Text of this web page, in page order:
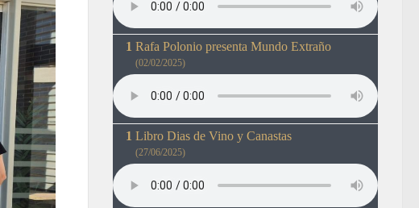
Rafa Polonio presenta Mundo Extraño
(02/02/2025)
Libro Dias de Vino y Canastas
(27/06/2025)